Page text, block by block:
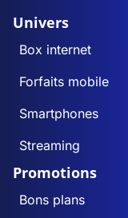
Univers
Box internet
Forfaits mobile
Smartphones
Streaming
Promotions
Bons plans